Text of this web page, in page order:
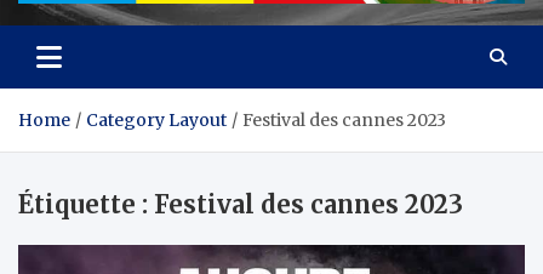
Home Category Layout Festival des cannes 2023
Étiquette : Festival des cannes 2023